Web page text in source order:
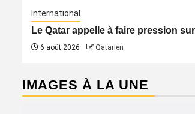
International
Le Qatar appelle à faire pression
6 août 2026 Qatarien
IMAGES À LA UNE